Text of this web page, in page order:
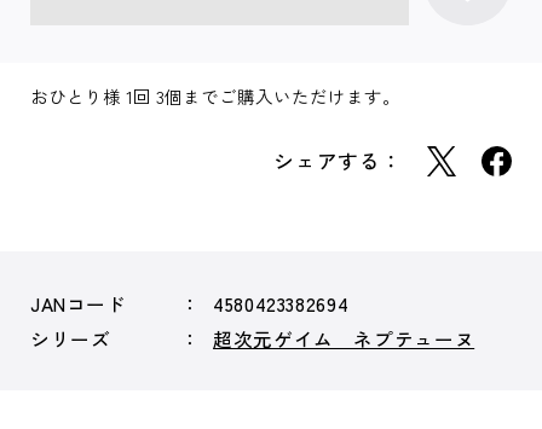
おひとり様 1回 3個までご購入いただけます。
シェアする：
JANコード
4580423382694
シリーズ
超次元ゲイム ネプテューヌ